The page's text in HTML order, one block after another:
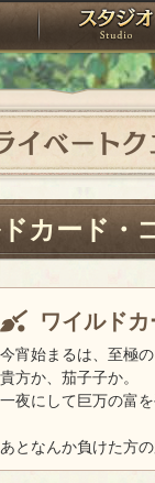
アトリエ
イベートク
カード・
ワイルド
今宵始まるは、至極の
貴方か、茄子子か。
一夜にして巨万の富
あとなんか負けた方